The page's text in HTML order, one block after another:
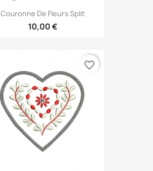
Couronne De Fleurs Split
10,00 €
favorite_border